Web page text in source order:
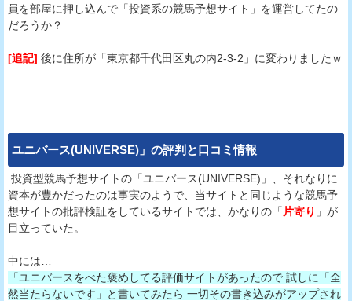
員を部屋に押し込んで「投資系の競馬予想サイト」を運営してたの
だろうか？
[追記] 後に住所が「東京都千代田区丸の内2-3-2」に変わりましたｗ
ユニバース(UNIVERSE) 」の評判と口コミ情報
投資型競馬予想サイトの「ユニバース(UNIVERSE)」、それなりに
資本が豊かだったのは事実のようで、当サイトと同じような競馬予
想サイトの批評検証をしているサイトでは、かなりの「 片寄り 」が
目立っていた。
中には…
「ユニバースをべた褒めしてる評価サイトがあったので 試しに「全
然当たらないです」と書いてみたら 一切その書き込みがアップされ